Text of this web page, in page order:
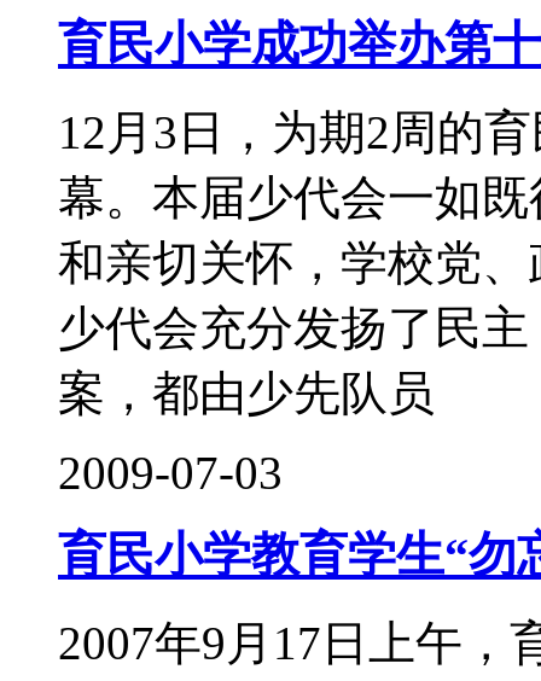
育民小学成功举办第
12月3日，为期2周的
幕。本届少代会一如
和亲切关怀，学校党
少代会充分发扬了民
案，都由少先队员
2009-07-03
育民小学教育学生“勿
2007年9月17日上午，